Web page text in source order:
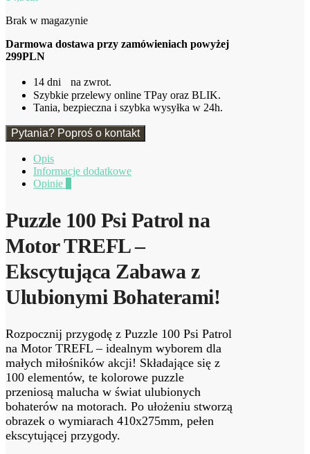
Brak w magazynie
Darmowa dostawa przy zamówieniach powyżej
299PLN
14 dni na zwrot.
Szybkie przelewy online TPay oraz BLIK.
Tania, bezpieczna i szybka wysyłka w 24h.
Pytania? Poproś o kontakt
Opis
Informacje dodatkowe
Opinie
Puzzle 100 Psi Patrol na
Motor TREFL –
Ekscytująca Zabawa z
Ulubionymi Bohaterami!
Rozpocznij przygodę z Puzzle 100 Psi Patrol
na Motor TREFL – idealnym wyborem dla
małych miłośników akcji! Składające się z
100 elementów, te kolorowe puzzle
przeniosą malucha w świat ulubionych
bohaterów na motorach. Po ułożeniu stworzą
obrazek o wymiarach 410x275mm, pełen
ekscytującej przygody.